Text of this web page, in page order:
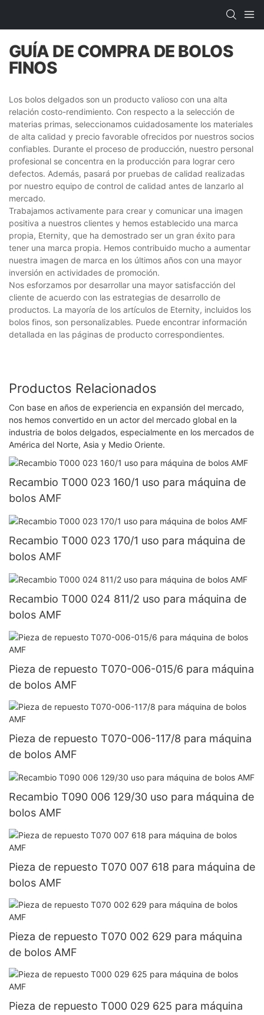
GUÍA DE COMPRA DE BOLOS
FINOS
Los bolos delgados son un producto valioso con una alta
relación costo-rendimiento. Con respecto a la selección de
materias primas, seleccionamos cuidadosamente los materiales
de alta calidad y precio favorable ofrecidos por nuestros socios
confiables. Durante el proceso de producción, nuestro personal
profesional se concentra en la producción para lograr cero
defectos. Además, pasará por pruebas de calidad realizadas
por nuestro equipo de control de calidad antes de lanzarlo al
mercado.
Trabajamos activamente para crear y comunicar una imagen
positiva a nuestros clientes y hemos establecido una marca
propia, Eternity, que ha demostrado ser un gran éxito para
tener una marca propia. Hemos contribuido mucho a aumentar
nuestra imagen de marca en los últimos años con una mayor
inversión en actividades de promoción.
Nos esforzamos por desarrollar una mayor satisfacción del
cliente de acuerdo con las estrategias de desarrollo de
productos. La mayoría de los artículos de Eternity, incluidos los
bolos finos, son personalizables. Puede encontrar información
detallada en las páginas de producto correspondientes.
Productos Relacionados
Con base en años de experiencia en expansión del mercado,
nos hemos convertido en un actor del mercado global en la
industria de bolos delgados, especialmente en los mercados de
América del Norte, Asia y Medio Oriente.
Recambio T000 023 160/1 uso para máquina de
bolos AMF
Recambio T000 023 170/1 uso para máquina de
bolos AMF
Recambio T000 024 811/2 uso para máquina de
bolos AMF
Pieza de repuesto T070-006-015/6 para máquina
de bolos AMF
Pieza de repuesto T070-006-117/8 para máquina
de bolos AMF
Recambio T090 006 129/30 uso para máquina de
bolos AMF
Pieza de repuesto T070 007 618 para máquina de
bolos AMF
Pieza de repuesto T070 002 629 para máquina
de bolos AMF
Pieza de repuesto T000 029 625 para máquina